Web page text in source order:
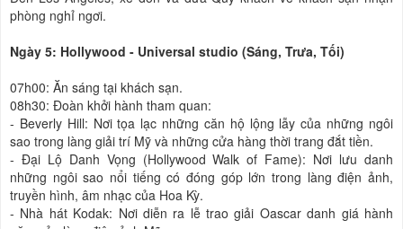
phòng nghỉ ngơi.
Ngày 5: Hollywood - Universal studio (Sáng, Trưa, Tối)
07h00: Ăn sáng tại khách sạn.
08h30: Đoàn khởi hành tham quan:
- Beverly Hill: Nơi tọa lạc những căn hộ lộng lẫy của những ngôi
sao trong làng giải trí Mỹ và những cửa hàng thời trang đắt tiền.
- Đại Lộ Danh Vọng (Hollywood Walk of Fame): Nơi lưu danh
những ngôi sao nổi tiếng có đóng góp lớn trong làng điện ảnh,
truyền hình, âm nhạc của Hoa Kỳ.
- Nhà hát Kodak: Nơi diễn ra lễ trao giải Oascar danh giá hành